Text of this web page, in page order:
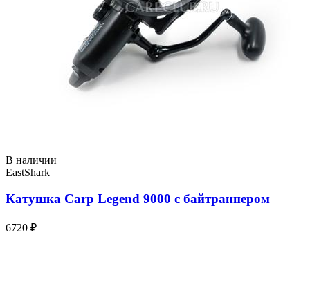
В наличии
EastShark
Катушка Carp Legend 9000 с байтраннером
6720 ₽